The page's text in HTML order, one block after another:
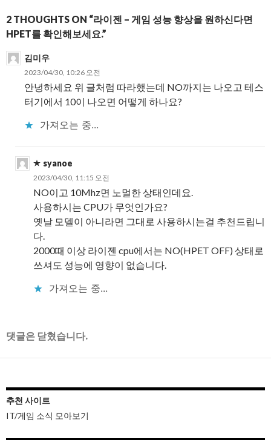
션
2 THOUGHTS ON “라이젠 – 게임 성능 향상을 원하신다면
HPET를 확인해보세요.”
김미우
2023/04/30, 10:26 오전
안녕하세요 위 글처럼 따라했는데 NO까지는 나오고 테스
터기에서 10이 나오면 어떻게 하나요?
가져오는 중...
syanoe
2023/04/30, 11:15 오전
NO이고 10Mhz면 노멀한 상태인데요.
사용하시는 CPU가 무엇인가요?
옛날 모델이 아니라면 그대로 사용하시는걸 추천드립니
다.
2000때 이상 라이젠 cpu에서는 NO(HPET OFF) 상태로
쓰셔도 성능에 영향이 없습니다.
가져오는 중...
댓글은 닫혔습니다.
추천 사이트
IT/게임 소식 모아보기